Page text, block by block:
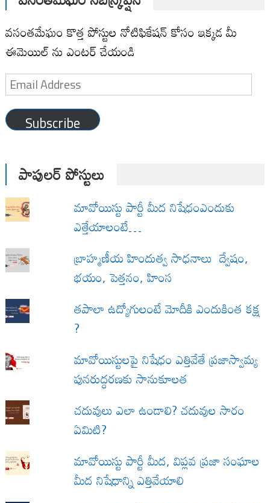
వసంతమేఘం కొత్త పోస్టుల నోటిఫికేషన్ కోసం ఇక్కడ మీ
ఈమెయిల్ ను ఎంటర్ చేయండి
Email
Address
Subscribe
పాపులర్ పోస్టులు
మావోయిస్టు పార్టీ మీద నిషేధంఎందుకు
ఎత్తేయాలంటే…
బ్రాహ్మణీయ హిందుత్వ సాధనాలు ద్వేషం,
భయం, పెత్తనం, హింస
త‌పాలా ఉద్యోగులంటే మోదీకి ఎందుకింత కక్ష
?
మావోయిస్టులపై నిషేధం ఎత్తివేతే ప్రజాస్వామ్య
పునరుద్ధరణకు సానుకూలత
చదువులు ఎలా ఉండాలి? చదువుల సారం
ఏమిటి?
మావోయిస్టు పార్టీ మీద, విప్లవ ప్రజా సంఘాల
మీద నిషేధాన్ని ఎత్తివేయాలి